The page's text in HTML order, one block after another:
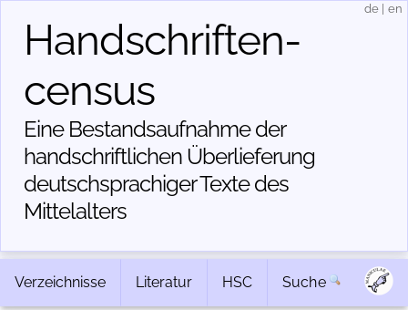
Handschriften­
census
Eine Bestandsaufnahme der
handschriftlichen Über­lieferung
deutschsprachiger Texte des
Mittelalters
de en
Verzeichnisse Literatur HSC Suche